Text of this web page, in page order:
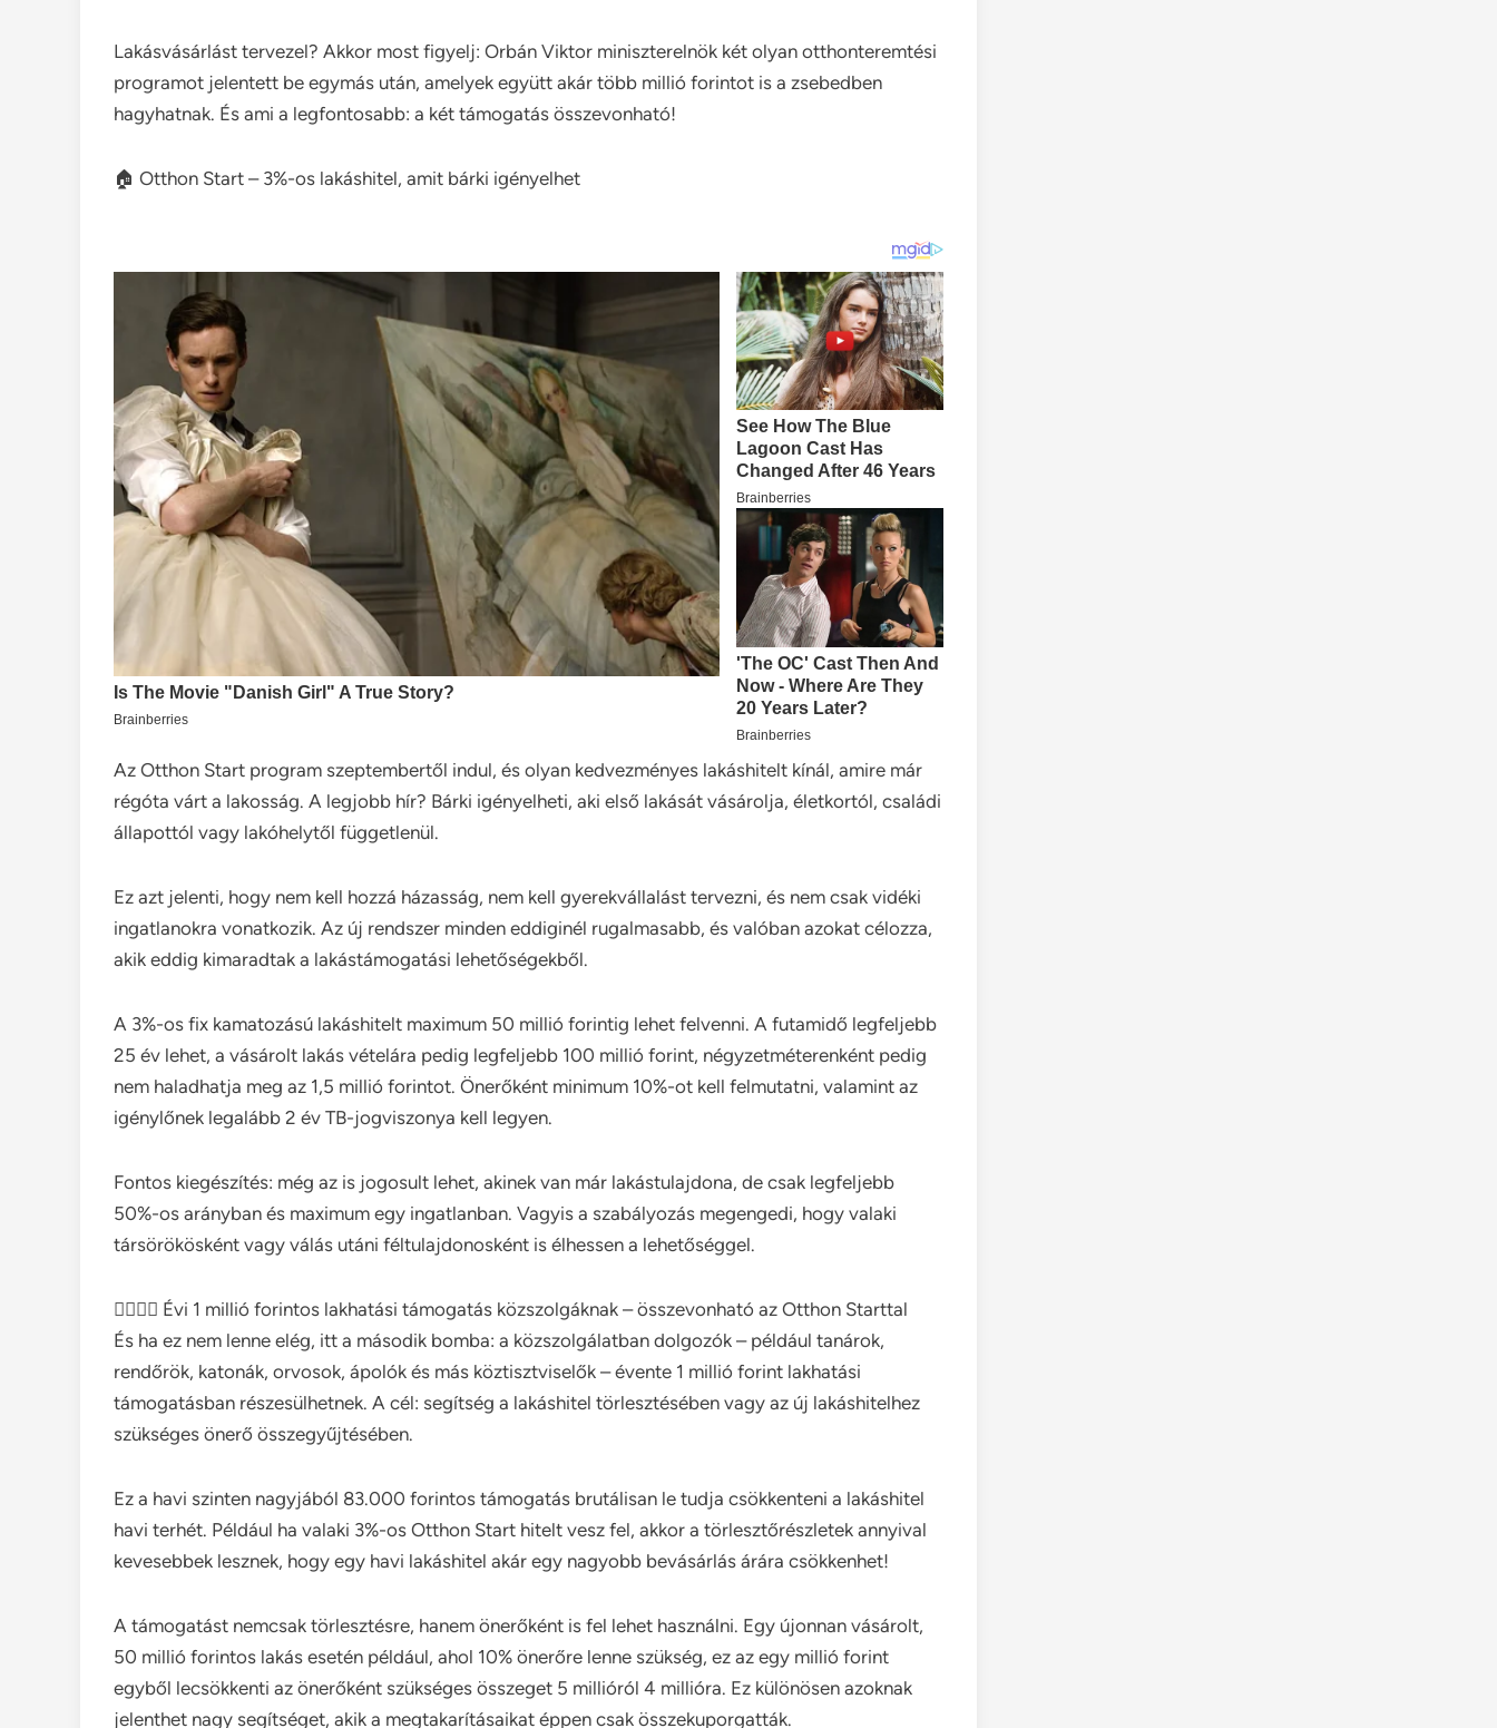
Lakásvásárlást tervezel? Akkor most figyelj: Orbán Viktor miniszterelnök két olyan otthonteremtési
programot jelentett be egymás után, amelyek együtt akár több millió forintot is a zsebedben
hagyhatnak. És ami a legfontosabb: a két támogatás összevonható!
🏠 Otthon Start – 3%-os lakáshitel, amit bárki igényelhet
Az Otthon Start program szeptembertől indul, és olyan kedvezményes lakáshitelt kínál, amire már
régóta várt a lakosság. A legjobb hír? Bárki igényelheti, aki első lakását vásárolja, életkortól, családi
állapottól vagy lakóhelytől függetlenül.
Ez azt jelenti, hogy nem kell hozzá házasság, nem kell gyerekvállalást tervezni, és nem csak vidéki
ingatlanokra vonatkozik. Az új rendszer minden eddiginél rugalmasabb, és valóban azokat célozza,
akik eddig kimaradtak a lakástámogatási lehetőségekből.
A 3%-os fix kamatozású lakáshitelt maximum 50 millió forintig lehet felvenni. A futamidő legfeljebb
25 év lehet, a vásárolt lakás vételára pedig legfeljebb 100 millió forint, négyzetméterenként pedig
nem haladhatja meg az 1,5 millió forintot. Önerőként minimum 10%-ot kell felmutatni, valamint az
igénylőnek legalább 2 év TB-jogviszonya kell legyen.
Fontos kiegészítés: még az is jogosult lehet, akinek van már lakástulajdona, de csak legfeljebb
50%-os arányban és maximum egy ingatlanban. Vagyis a szabályozás megengedi, hogy valaki
társörökösként vagy válás utáni féltulajdonosként is élhessen a lehetőséggel.
👮‍♀️👨‍⚕️ Évi 1 millió forintos lakhatási támogatás közszolgáknak – összevonható az Otthon Starttal
És ha ez nem lenne elég, itt a második bomba: a közszolgálatban dolgozók – például tanárok,
rendőrök, katonák, orvosok, ápolók és más köztisztviselők – évente 1 millió forint lakhatási
támogatásban részesülhetnek. A cél: segítség a lakáshitel törlesztésében vagy az új lakáshitelhez
szükséges önerő összegyűjtésében.
Ez a havi szinten nagyjából 83.000 forintos támogatás brutálisan le tudja csökkenteni a lakáshitel
havi terhét. Például ha valaki 3%-os Otthon Start hitelt vesz fel, akkor a törlesztőrészletek annyival
kevesebbek lesznek, hogy egy havi lakáshitel akár egy nagyobb bevásárlás árára csökkenhet!
A támogatást nemcsak törlesztésre, hanem önerőként is fel lehet használni. Egy újonnan vásárolt,
50 millió forintos lakás esetén például, ahol 10% önerőre lenne szükség, ez az egy millió forint
egyből lecsökkenti az önerőként szükséges összeget 5 millióról 4 millióra. Ez különösen azoknak
jelenthet nagy segítséget, akik a megtakarításaikat éppen csak összekuporgatták.